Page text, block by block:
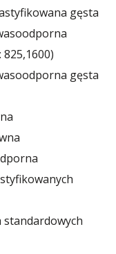
gęsta
gęsta
standardowych